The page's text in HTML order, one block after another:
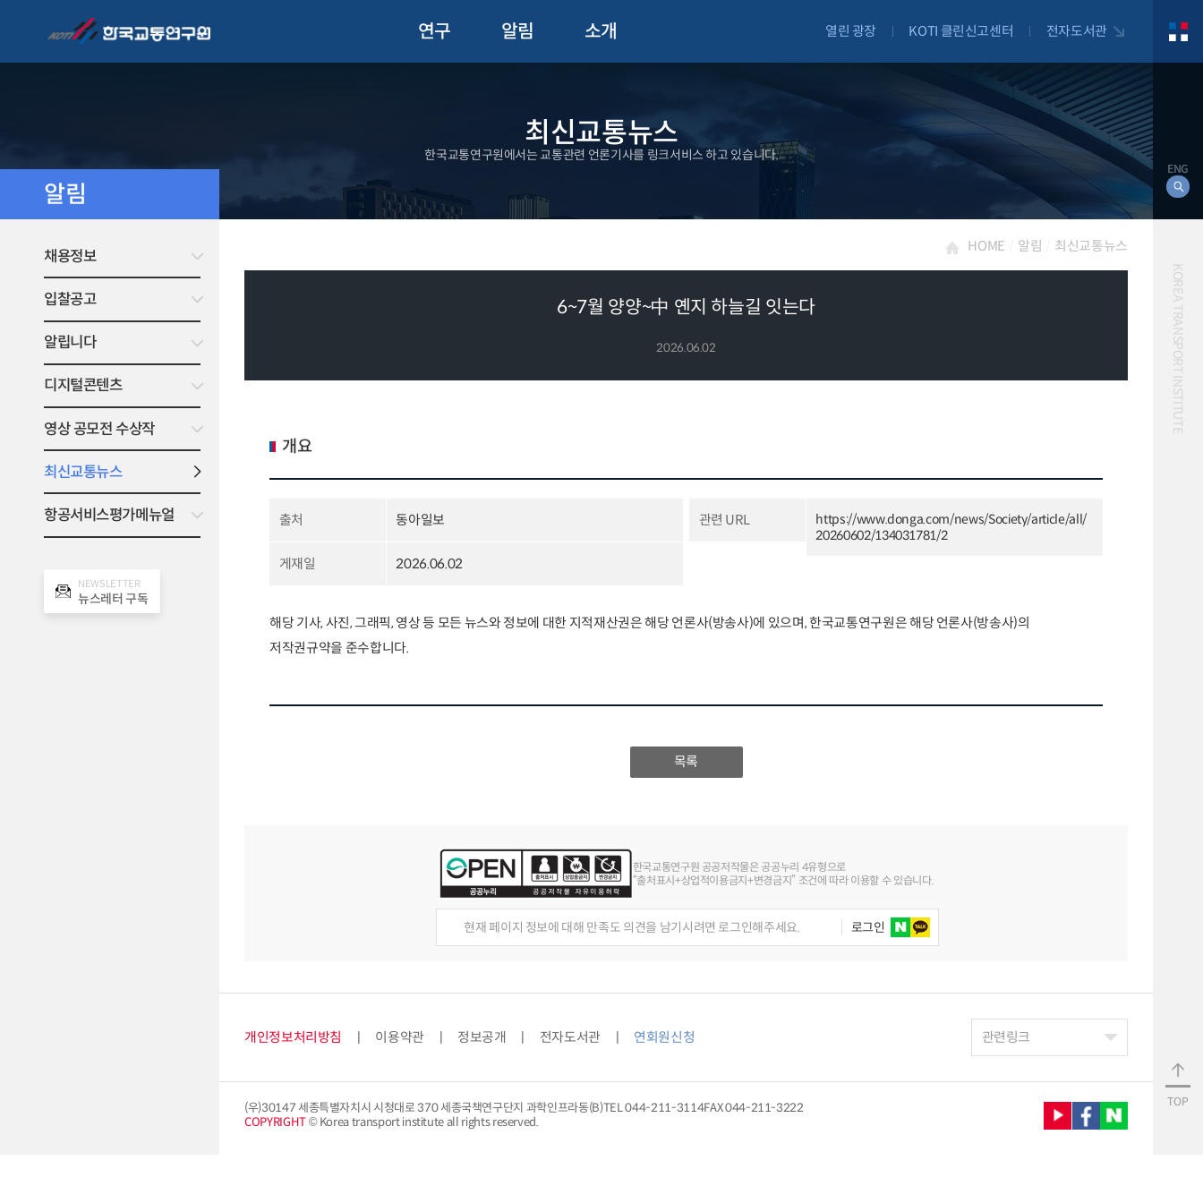
연구 알림 소개 열린 광장 KOTI 클린신고센터 전자도서관
최신교통뉴스
한국교통연구원에서는 교통관련 언론기사를 링크서비스 하고 있습니다.
알림
채용정보
입찰공고
알립니다
디지털콘텐츠
영상 공모전 수상작
최신교통뉴스
항공서비스평가메뉴얼
NEWSLETTER
뉴스레터 구독
HOME 알림 최신교통뉴스
6~7월 양양~中 옌지 하늘길 잇는다
2026.06.02
개요
출처 동아일보 관련 URL
https://www.donga.com/news/Society/article/all/
20260602/134031781/2
게재일
2026.06.02
해당 기사, 사진, 그래픽, 영상 등 모든 뉴스와 정보에 대한 지적재산권은 해당 언론사(방송사)에 있으며, 한국교통연구원은 해당 언론사(방송사)의
저작권규약을 준수합니다.
목록
한국교통연구원 공공저작물은 공공누리 4유형으로
“출처표시+상업적이용금지+변경금지” 조건에 따라 이용할 수 있습니다.
현재 페이지 정보에 대해 만족도 의견을 남기시려면 로그인해주세요. 로그인
개인정보처리방침 이용약관 정보공개 전자도서관 연회원신청 관련링크
(우)30147 세종특별자치시 시청대로 370 세종국책연구단지 과학인프라동(B)TEL044-211-3114FAX 044-211-3222
COPYRIGHT© Korea transport institute all rights reserved.
ENG
KOREA TRANSPORT INSTITUTE
TOP
물류
교통혼잡비용
전국여객OD
여객통행량
통행발생모형
수단분담모형
여객OD현행화
택배
소화물배송대행